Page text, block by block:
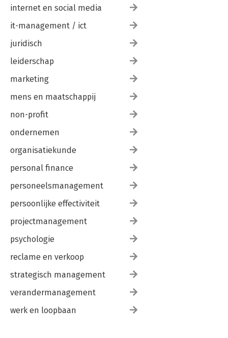
internet en social media
it-management / ict
juridisch
leiderschap
marketing
mens en maatschappij
non-profit
ondernemen
organisatiekunde
personal finance
personeelsmanagement
persoonlijke effectiviteit
projectmanagement
psychologie
reclame en verkoop
strategisch management
verandermanagement
werk en loopbaan